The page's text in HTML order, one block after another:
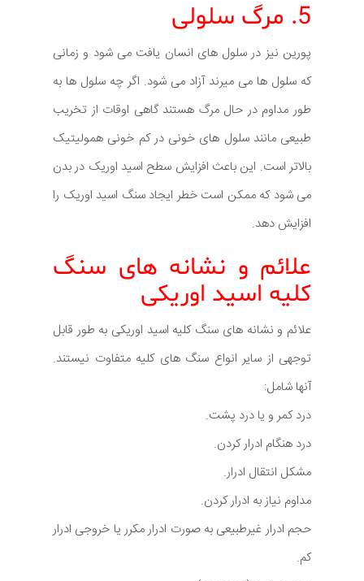
5. مرگ سلولی
پورین نیز در سلول های انسان یافت می شود و زمانی
که سلول ها می میرند آزاد می شود. اگر چه سلول ها به
طور مداوم در حال مرگ هستند گاهی اوقات از تخریب
طبیعی مانند سلول های خونی در کم خونی همولیتیک
بالاتر است. این باعث افزایش سطح اسید اوریک در بدن
می شود که ممکن است خطر ایجاد سنگ اسید اوریک را
افزایش دهد.
علائم و نشانه های سنگ
کلیه اسید اوریکی
علائم و نشانه های سنگ کلیه اسید اوریکی به طور قابل
توجهی از سایر انواع سنگ های کلیه متفاوت نیستند.
آنها شامل:
درد کمر و یا درد پشت.
درد هنگام ادرار کردن.
مشکل انتقال ادرار.
مداوم نیاز به ادرار کردن.
حجم ادرار غیرطبیعی به صورت ادرار مکرر یا خروجی ادرار
کم.